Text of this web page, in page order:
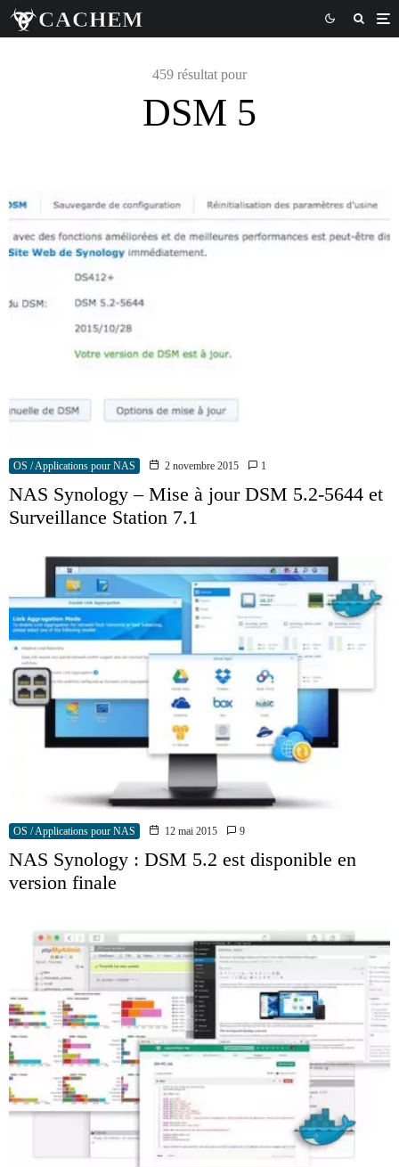
459 résultat pour
DSM 5
OS / Applications pour NAS 2 novembre 2015 1
NAS Synology – Mise à jour DSM 5.2-5644 et
Surveillance Station 7.1
OS / Applications pour NAS 12 mai 2015 9
NAS Synology : DSM 5.2 est disponible en
version finale